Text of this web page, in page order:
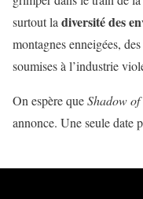
surtout la diversité des
montagnes enneigées,
soumises à l’industrie
On espère queShadow of
annonce. Une seule date